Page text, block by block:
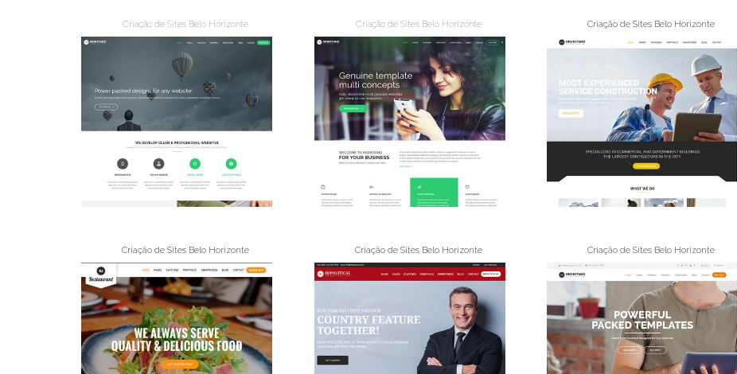
Criação de Sites Belo Horizonte
Criação de Sites Belo Horizonte
Criação de Sites Belo Horizonte
Criação de Sites Belo Horizonte
Criação de Sites Belo Horizonte
Criação de Sites Belo Horizonte